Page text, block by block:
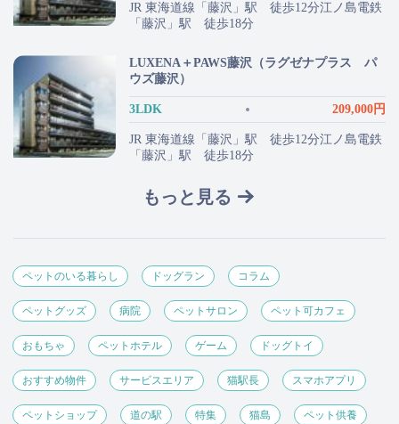
JR 東海道線「藤沢」駅 徒歩12分江ノ島電鉄
「藤沢」駅 徒歩18分
LUXENA＋PAWS藤沢（ラグゼナプラス パ
ウズ藤沢）
3LDK 209,000円
JR 東海道線「藤沢」駅 徒歩12分江ノ島電鉄
「藤沢」駅 徒歩18分
もっと見る
ペットのいる暮らし ドッグラン コラム
ペットグッズ 病院 ペットサロン ペット可カフェ
おもちゃ ペットホテル ゲーム ドッグトイ
おすすめ物件 サービスエリア 猫駅長 スマホアプリ
ペットショップ 道の駅 特集 猫島 ペット供養